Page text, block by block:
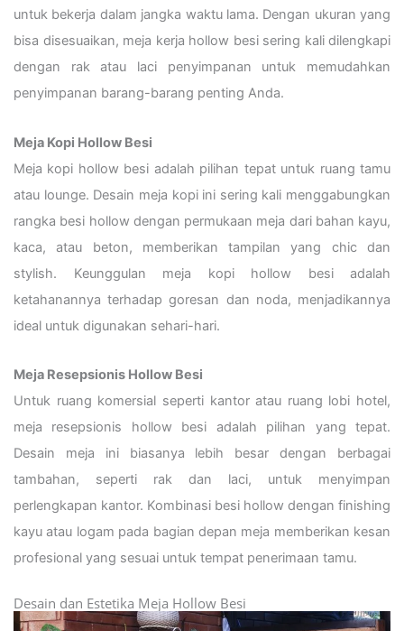
untuk bekerja dalam jangka waktu lama. Dengan ukuran yang
bisa disesuaikan, meja kerja hollow besi sering kali dilengkapi
dengan rak atau laci penyimpanan untuk memudahkan
penyimpanan barang-barang penting Anda.
Meja Kopi Hollow Besi
Meja kopi hollow besi adalah pilihan tepat untuk ruang tamu
atau lounge. Desain meja kopi ini sering kali menggabungkan
rangka besi hollow dengan permukaan meja dari bahan kayu,
kaca, atau beton, memberikan tampilan yang chic dan
stylish. Keunggulan meja kopi hollow besi adalah
ketahanannya terhadap goresan dan noda, menjadikannya
ideal untuk digunakan sehari-hari.
Meja Resepsionis Hollow Besi
Untuk ruang komersial seperti kantor atau ruang lobi hotel,
meja resepsionis hollow besi adalah pilihan yang tepat.
Desain meja ini biasanya lebih besar dengan berbagai
tambahan, seperti rak dan laci, untuk menyimpan
perlengkapan kantor. Kombinasi besi hollow dengan finishing
kayu atau logam pada bagian depan meja memberikan kesan
profesional yang sesuai untuk tempat penerimaan tamu.
Desain dan Estetika Meja Hollow Besi